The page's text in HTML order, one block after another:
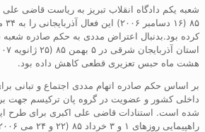
کرده بود.بدنبال اعتراض مددی به حکم صادره
هشت ماه حبس تعزیری قطعی کاهش داده بود.
بر اساس حکم صادره اتهام مددی اجتماع و تبانی
داخلی کشور و عضویت در گروه پان ترکیسم جهت
شده است. استنادات قاضی علی اکبری برای طرح